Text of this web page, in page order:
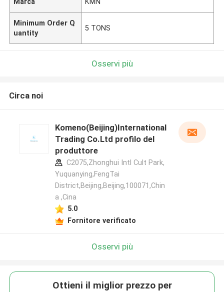
Minimum Order Q
uantity
5 TONS
Osservi più
Circa noi
Komeno(Beijing)International
Trading Co.Ltd profilo del
produttore
C2075,Zhonghui Intl Cult Park,
Yuquanying,FengTai
District,Beijing,Beijing,100071,Chin
a ,Cina
5.0
Fornitore verificato
Osservi più
Ottieni il miglior prezzo per